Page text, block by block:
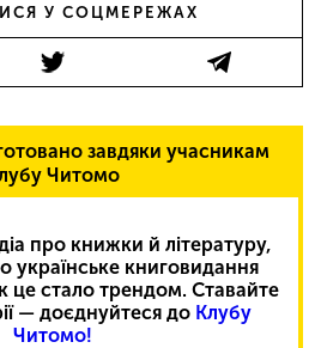
У СОЦМЕРЕЖАХ
завдяки учасникам
Читомо
про книжки й літературу,
українське книговидання
це стало трендом. Ставайте
— доєднуйтеся до Клубу
Читомо!